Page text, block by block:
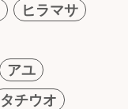
ヒラマサ
アユ
タチウオ